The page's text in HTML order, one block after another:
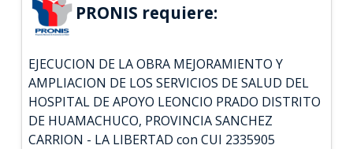
PRONIS requiere:
EJECUCION DE LA OBRA MEJORAMIENTO Y
AMPLIACION DE LOS SERVICIOS DE SALUD DEL
HOSPITAL DE APOYO LEONCIO PRADO DISTRITO
DE HUAMACHUCO, PROVINCIA SANCHEZ
CARRION - LA LIBERTAD con CUI 2335905